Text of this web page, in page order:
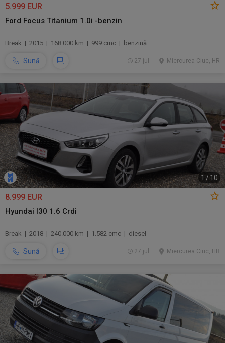
5.999 EUR
Ford Focus Titanium 1.0i -benzin
Break | 2015 | 168.000 km | 999 cmc | benzină
Sună Miercurea Ciuc, HR
27 jul.
1 /10
8.999 EUR
Hyundai I30 1.6 Crdi
Break | 2018 | 240.000 km | 1.582 cmc | diesel
Sună Miercurea Ciuc, HR
27 jul.